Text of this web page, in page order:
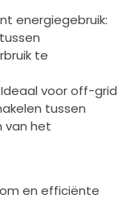
energiegebruik:
te
voor off-grid
tussen
van het
en efficiënte